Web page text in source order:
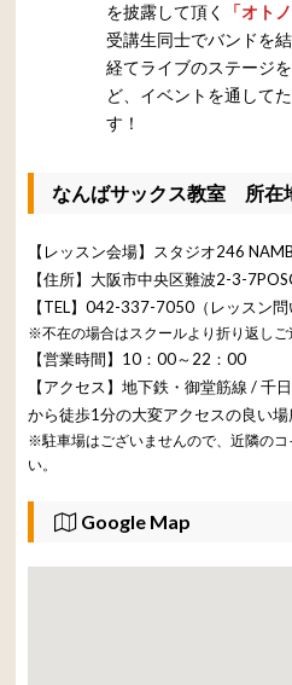
を披露して頂く
「オト
受講生同士でバンドを
経てライブのステージ
ど、イベントを通して
す！
なんばサックス教室 所在
【レッスン会場】スタジオ246
【住所】大阪市中央区難波2-3-
【TEL】042-337-7050（レッスン問
※不在の場合はスクールより折り返しご
【営業時間】10：00～22：00
【アクセス】地下鉄・御堂筋線 / 千
から徒歩1分の大変アクセスの良い場
※駐車場はございませんので、近隣の
い。
Google Map